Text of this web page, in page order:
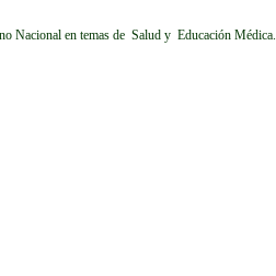
Nacional en temas de Salud y Educación Médica.